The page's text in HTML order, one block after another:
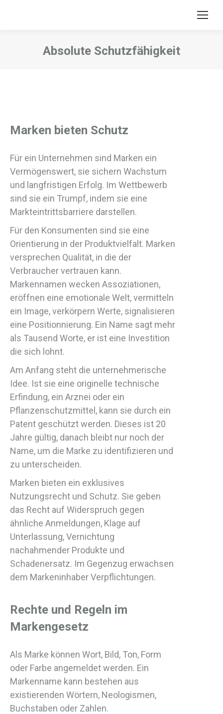
Absolute Schutzfähigkeit
Marken bieten Schutz
Für ein Unternehmen sind Marken ein
Vermögenswert, sie sichern Wachstum
und langfristigen Erfolg. Im Wettbewerb
sind sie ein Trumpf, indem sie eine
Markteintrittsbarriere darstellen.
Für den Konsumenten sind sie eine
Orientierung in der Produktvielfalt. Marken
versprechen Qualität, in die der
Verbraucher vertrauen kann.
Markennamen wecken Assoziationen,
eröffnen eine emotionale Welt, vermitteln
ein Image, verkörpern Werte, signalisieren
eine Positionnierung. Ein Name sagt mehr
als Tausend Worte, er ist eine Investition
die sich lohnt.
Am Anfang steht die unternehmerische
Idee. Ist sie eine originelle technische
Erfindung, ein Arznei oder ein
Pflanzenschutzmittel, kann sie durch ein
Patent geschützt werden. Dieses ist 20
Jahre gültig, danach bleibt nur noch der
Name, um die Marke zu identifizieren und
zu unterscheiden.
Marken bieten ein exklusives
Nutzungsrecht und Schutz. Sie geben
das Recht auf Widerspruch gegen
ähnliche Anmeldungen, Klage auf
Unterlassung, Vernichtung
nachahmender Produkte und
Schadenersatz. Im Gegenzug erwachsen
dem Markeninhaber Verpflichtungen.
Rechte und Regeln im
Markengesetz
Als Marke können Wort, Bild, Ton, Form
oder Farbe angemeldet werden. Ein
Markenname kann bestehen aus
existierenden Wörtern, Neologismen,
Buchstaben oder Zahlen.